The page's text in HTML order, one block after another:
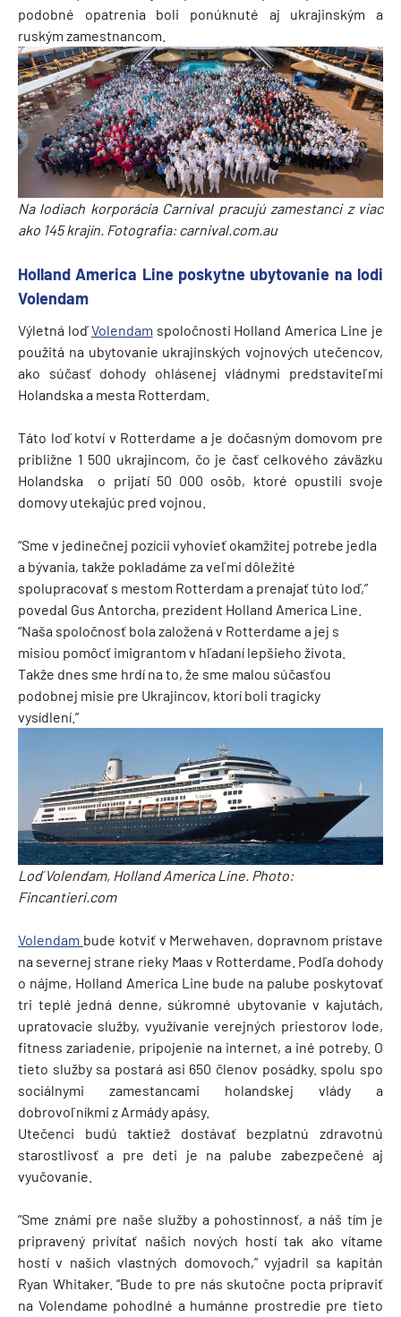
podobné opatrenia boli ponúknuté aj ukrajinským a
ruským zamestnancom.
Na lodiach korporácia Carnival pracujú zamestanci z viac
ako 145 krajín. Fotografia: carnival.com.au
Holland America Line poskytne ubytovanie na lodi
Volendam
Výletná loďVolendam spoločnosti Holland America Line je
použitá na ubytovanie ukrajinských vojnových utečencov,
ako súčasť dohody ohlásenej vládnymi predstaviteľmi
Holandska a mesta Rotterdam.
Táto loď kotví v Rotterdame a je dočasným domovom pre
približne 1 500 ukrajincom, čo je časť celkového záväzku
Holandska o prijatí 50 000 osôb, ktoré opustili svoje
domovy utekajúc pred vojnou.
“Sme v jedinečnej pozícii vyhovieť okamžitej potrebe jedla
a bývania, takže pokladáme za veľmi dôležité
spolupracovať s mestom Rotterdam a prenajať túto loď,”
povedal Gus Antorcha, prezident Holland America Line.
“Naša spoločnosť bola založená v Rotterdame a jej s
misiou pomôcť imigrantom v hľadaní lepšieho života.
Takže dnes sme hrdí na to, že sme malou súčasťou
podobnej misie pre Ukrajincov, ktorí boli tragicky
vysídlení.”
Loď Volendam, Holland America Line. Photo:
Fincantieri.com
Volendam bude kotviť v Merwehaven, dopravnom prístave
na severnej strane rieky Maas v Rotterdame. Podľa dohody
o nájme, Holland America Line bude na palube poskytovať
tri teplé jedná denne, súkromné ubytovanie v kajutách,
upratovacie služby, využívanie verejných priestorov lode,
fitness zariadenie, pripojenie na internet, a iné potreby. O
tieto služby sa postará asi 650 členov posádky. spolu spo
sociálnymi zamestancami holandskej vlády a
dobrovoľníkmi z Armády apásy.
Utečenci budú taktiež dostávať bezplatnú zdravotnú
starostlivosť a pre deti je na palube zabezpečené aj
vyučovanie.
“Sme známi pre naše služby a pohostinnosť, a náš tím je
pripravený privítať našich nových hostí tak ako vítame
hostí v našich vlastných domovoch,” vyjadril sa kapitán
Ryan Whitaker. “Bude to pre nás skutočne pocta pripraviť
na Volendame pohodlné a humánne prostredie pre tieto